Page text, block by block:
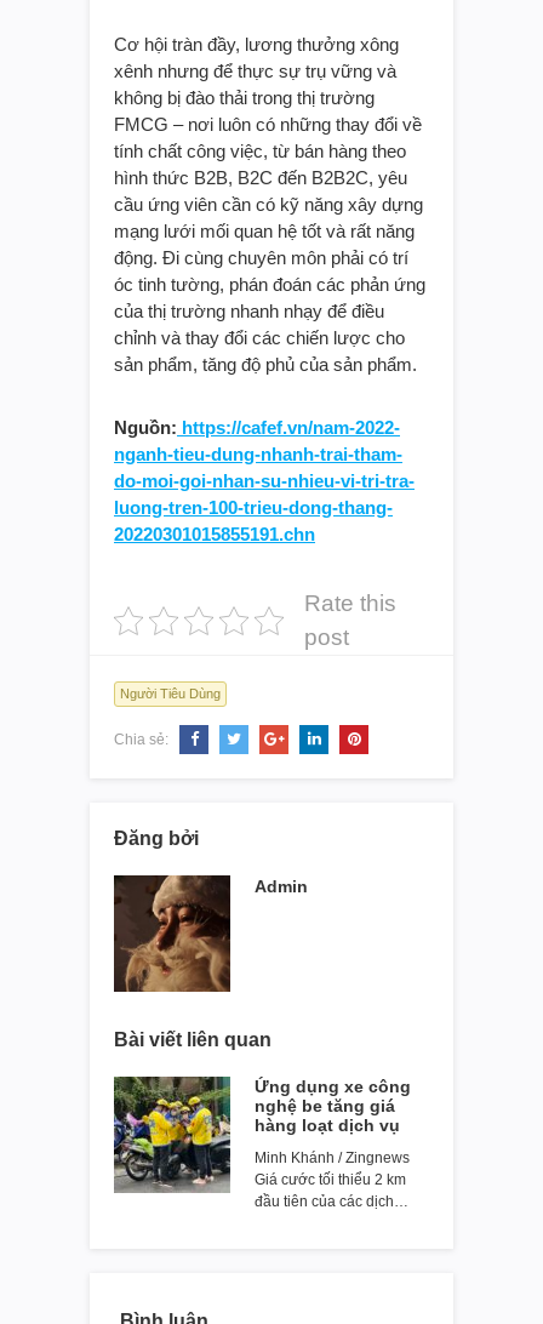
Cơ hội tràn đầy, lương thưởng xông
xênh nhưng để thực sự trụ vững và
không bị đào thải trong thị trường
FMCG – nơi luôn có những thay đổi về
tính chất công việc, từ bán hàng theo
hình thức B2B, B2C đến B2B2C, yêu
cầu ứng viên cần có kỹ năng xây dựng
mạng lưới mối quan hệ tốt và rất năng
động. Đi cùng chuyên môn phải có trí
óc tinh tường, phán đoán các phản ứng
của thị trường nhanh nhạy để điều
chỉnh và thay đổi các chiến lược cho
sản phẩm, tăng độ phủ của sản phẩm.
Nguồn: https://cafef.vn/nam-2022-
nganh-tieu-dung-nhanh-trai-tham-
do-moi-goi-nhan-su-nhieu-vi-tri-tra-
luong-tren-100-trieu-dong-thang-
20220301015855191.chn
Rate this
post
Người Tiêu Dùng
Chia sẻ:
Đăng bởi
Admin
Bài viết liên quan
Ứng dụng xe công
nghệ be tăng giá
hàng loạt dịch vụ
Minh Khánh / Zingnews
Giá cước tối thiểu 2 km
đầu tiên của các dịch…